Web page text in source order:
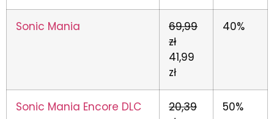
Sonic Mania
69,99
zł
41,99
zł
40%
Sonic Mania Encore DLC
20,39
50%